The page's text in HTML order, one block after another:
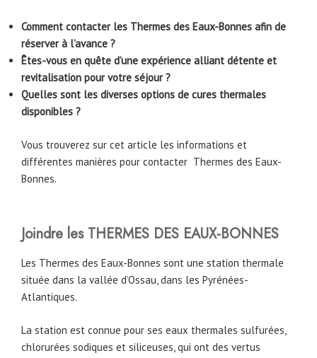
Comment contacter les Thermes des Eaux-Bonnes afin de
réserver à l’avance ?
Êtes-vous en quête d’une expérience alliant détente et
revitalisation pour votre séjour ?
Quelles sont les diverses options de cures thermales
disponibles ?
Vous trouverez sur cet article les informations et
différentes manières pour contacter Thermes des Eaux-
Bonnes.
Joindre les THERMES DES EAUX-BONNES
Les Thermes des Eaux-Bonnes sont une station thermale
située dans la vallée d’Ossau, dans les Pyrénées-
Atlantiques.
La station est connue pour ses eaux thermales sulfurées,
chlorurées sodiques et siliceuses, qui ont des vertus